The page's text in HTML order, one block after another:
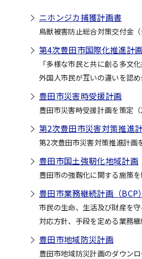
ニホンジカ捕獲計画書
鳥獣被害防止総合対策交付金
第4次豊田市国際化推進計画
「多様な市民と共に創る多文
外国人市民が互いの違いを認
豊田市災害時受援計画
豊田市災害時受援計画を策定
第2次豊田市災害対策推進
第2次豊田市災害対策推進計画
豊田市国土強靭化地域計画
豊田市の強靱化に関する施策
豊田市業務継続計画（BCP）
市民の生命、生活及び財産を
対応方針、手段を定める業務
豊田市地域防災計画
豊田市地域防災計画のダウンロ